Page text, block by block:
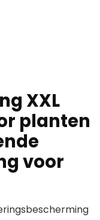
XXL
planten
voor